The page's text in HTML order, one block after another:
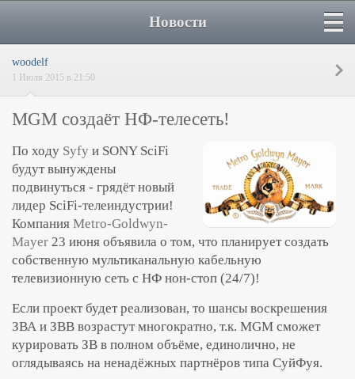
Новости
woodelf
1 Июля 2015 в 21:50
MGM создаёт НФ-телесеть!
По ходу Syfy и SONY SciFi
будут вынуждены
подвинуться - грядёт новый
лидер SciFi-телеиндустрии!
Компания Metro-Goldwyn-
Mayer 23 июня объявила о том, что планирует создать
собственную мультиканальную кабельную
телевизионную сеть с НФ нон-стоп (24/7)!
Если проект будет реализован, то шансы воскрешения
ЗВА и ЗВВ возрастут многократно, т.к. MGM сможет
курировать ЗВ в полном объёме, единолично, не
оглядываясь на ненадёжных партнёров типа СуйФуя.